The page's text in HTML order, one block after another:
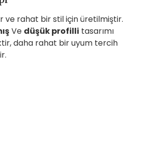
ve rahat bir stil için üretilmiştir.
Ve düşük profilli tasarımı
daha rahat bir uyum tercih